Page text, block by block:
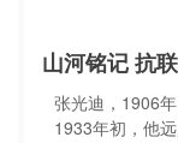
山河铭记 抗
张光迪，1906
1933年初，他